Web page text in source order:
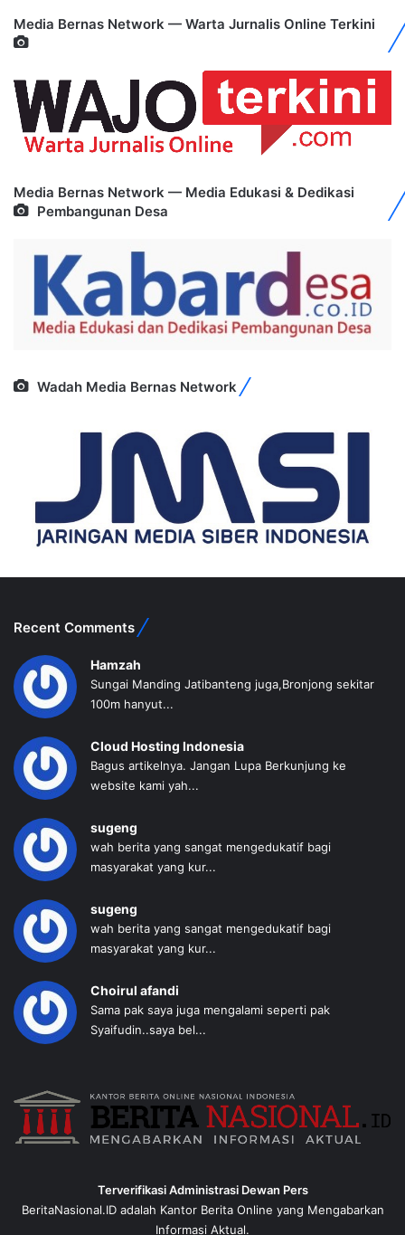
Media Bernas Network — Warta Jurnalis Online Terkini
Media Bernas Network — Media Edukasi & Dedikasi
Pembangunan Desa
Wadah Media Bernas Network
Recent Comments
Hamzah
Sungai Manding Jatibanteng juga,Bronjong sekitar
100m hanyut...
Cloud Hosting Indonesia
Bagus artikelnya. Jangan Lupa Berkunjung ke
website kami yah...
sugeng
wah berita yang sangat mengedukatif bagi
masyarakat yang kur...
sugeng
wah berita yang sangat mengedukatif bagi
masyarakat yang kur...
Choirul afandi
Sama pak saya juga mengalami seperti pak
Syaifudin..saya bel...
Terverifikasi Administrasi Dewan Pers
BeritaNasional.ID adalah Kantor Berita Online yang Mengabarkan
Informasi Aktual.